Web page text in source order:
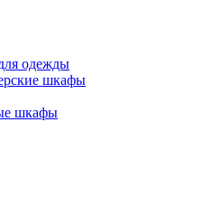
одежды
шкафы
шкафы